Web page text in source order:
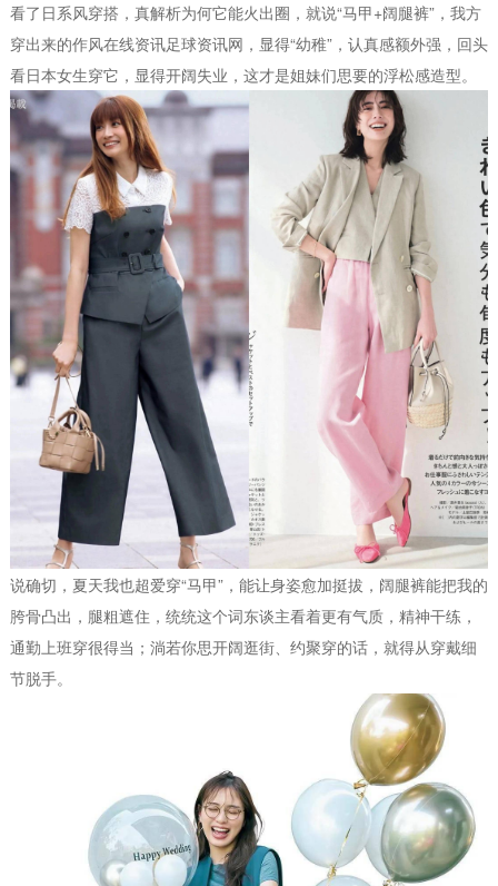
看了日系风穿搭，真解析为何它能火出圈，就说“马甲+阔腿裤”，我方
穿出来的作风在线资讯足球资讯网，显得“幼稚”，认真感额外强，回头
看日本女生穿它，显得开阔失业，这才是姐妹们思要的浮松感造型。
说确切，夏天我也超爱穿“马甲”，能让身姿愈加挺拔，阔腿裤能把我的
胯骨凸出，腿粗遮住，统统这个词东谈主看着更有气质，精神干练，
通勤上班穿很得当；淌若你思开阔逛街、约聚穿的话，就得从穿戴细
节脱手。